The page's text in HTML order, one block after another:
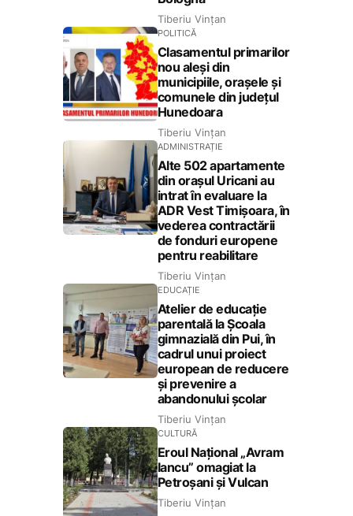
Tiberiu Vințan
POLITICĂ
Clasamentul primarilor
nou aleși din
municipiile, orașele și
comunele din județul
Hunedoara
Tiberiu Vințan
ADMINISTRAȚIE
Alte 502 apartamente
din orașul Uricani au
intrat în evaluare la
ADR Vest Timișoara, în
vederea contractării
de fonduri europene
pentru reabilitare
Tiberiu Vințan
EDUCAȚIE
Atelier de educație
parentală la Școala
gimnazială din Pui, în
cadrul unui proiect
european de reducere
și prevenire a
abandonului școlar
Tiberiu Vințan
CULTURĂ
Eroul Național „Avram
Iancu” omagiat la
Petroșani și Vulcan
Tiberiu Vințan